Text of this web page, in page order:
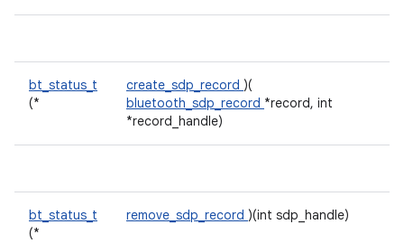
bt_status_t
(*
create_sdp_record )(
bluetooth_sdp_record *record, int
*record_handle)
bt_status_t
(*
remove_sdp_record )(int sdp_handle)